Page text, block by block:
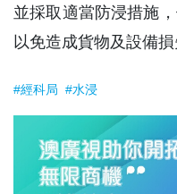
並採取適當防浸措施
以免造成貨物及設備損
#經科局 #水浸